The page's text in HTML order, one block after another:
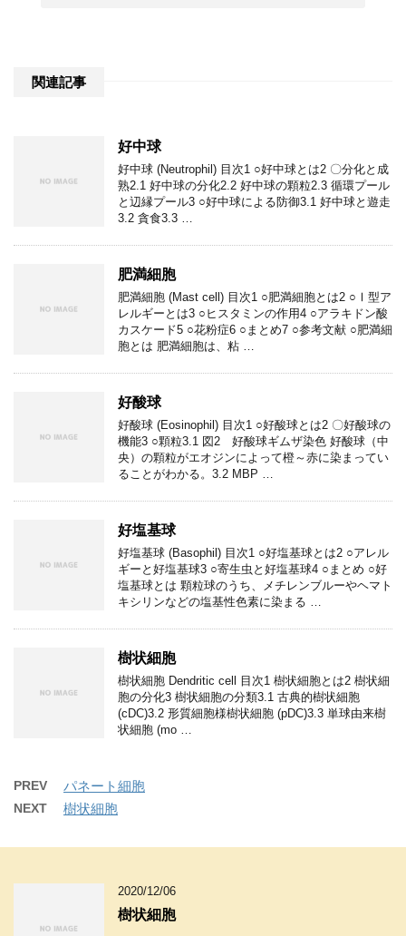
関連記事
好中球
好中球 (Neutrophil) 目次1 ○好中球とは2 〇分化と成
熟2.1 好中球の分化2.2 好中球の顆粒2.3 循環プール
と辺縁プール3 ○好中球による防御3.1 好中球と遊走
3.2 貪食3.3 …
肥満細胞
肥満細胞 (Mast cell) 目次1 ○肥満細胞とは2 ○Ⅰ型ア
レルギーとは3 ○ヒスタミンの作用4 ○アラキドン酸
カスケード5 ○花粉症6 ○まとめ7 ○参考文献 ○肥満細
胞とは 肥満細胞は、粘 …
好酸球
好酸球 (Eosinophil) 目次1 ○好酸球とは2 〇好酸球の
機能3 ○顆粒3.1 図2 好酸球ギムザ染色 好酸球（中
央）の顆粒がエオジンによって橙～赤に染まってい
ることがわかる。3.2 MBP …
好塩基球
好塩基球 (Basophil) 目次1 ○好塩基球とは2 ○アレル
ギーと好塩基球3 ○寄生虫と好塩基球4 ○まとめ ○好
塩基球とは 顆粒球のうち、メチレンブルーやヘマト
キシリンなどの塩基性色素に染まる …
樹状細胞
樹状細胞 Dendritic cell 目次1 樹状細胞とは2 樹状細
胞の分化3 樹状細胞の分類3.1 古典的樹状細胞
(cDC)3.2 形質細胞様樹状細胞 (pDC)3.3 単球由来樹
状細胞 (mo …
PREV パネート細胞
NEXT 樹状細胞
2020/12/06
樹状細胞